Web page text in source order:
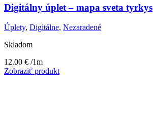
Digitálny úplet – mapa sveta tyrkys
Úplety, Digitálne, Nezaradené
Skladom
12.00 € /1m
Zobraziť produkt